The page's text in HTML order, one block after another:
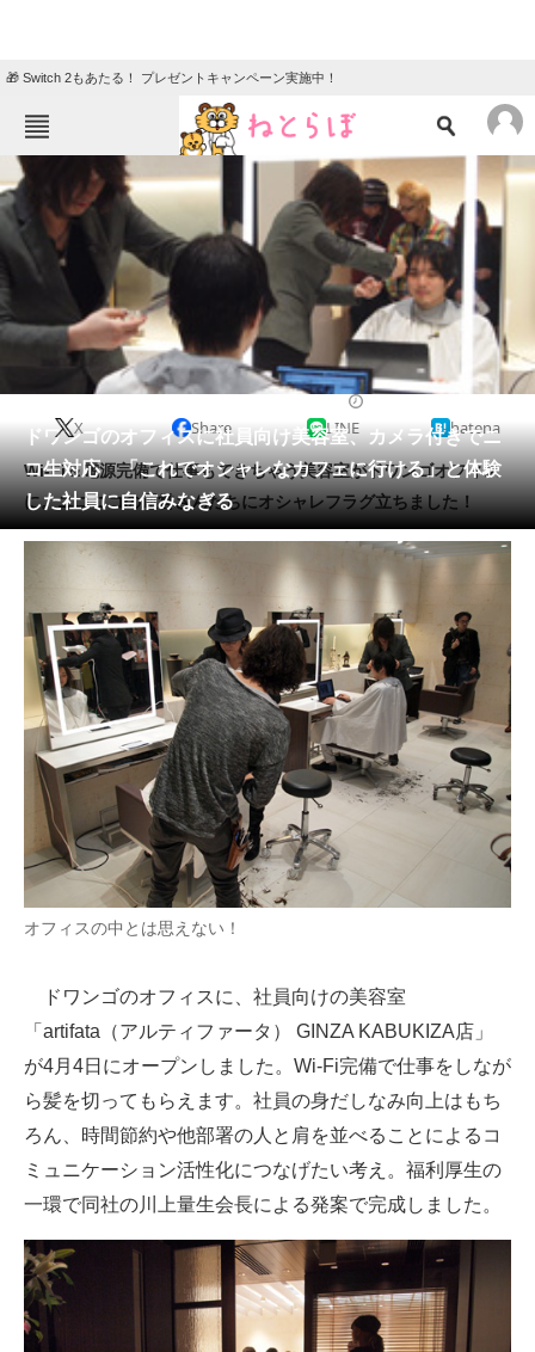
🎁 Switch 2もあたる！ プレゼントキャンペーン実施中！
ねとらぼメニュー
TOP ニュース
エンタメ クイズ
地域
住まい 教育・育児
リサーチ
会員記事
メディア
注目記事を集めた総合ページ
ITの今と未来を見通す
スマホと通信の最新トレンド
進化するPCとデバイスの未来
好きが集まる 比べて選べる
ビジネスと働き方のヒント
AI活用のいまが分かる
企業ITのトレンドを詳説
マーケ×ITの今がよく分かる
企業向けIT製品の総合サイト
IT製品の技術・比較・事例
製造業のIT導入・活用を支援
モノづくり技術者専門サイト
エレクトロニクス専門サイト
ドワンゴのオフィスに社員向け美容室、カメラ付きでニ
コ生対応 「これでオシャレなカフェに行ける」と体験
した社員に自信みなぎる
X Share LINE hatena
Wi-Fi＆電源完備で仕事もできちゃう美容室がドワンゴオフィス
に。ニコニコの運営さんたちにオシャレフラグ立ちました！
オフィスの中とは思えない！
ドワンゴのオフィスに、社員向けの美容室
「artifata（アルティファータ） GINZA KABUKIZA店」
が4月4日にオープンしました。Wi-Fi完備で仕事をしなが
ら髪を切ってもらえます。社員の身だしなみ向上はもち
ろん、時間節約や他部署の人と肩を並べることによるコ
ミュニケーション活性化につなげたい考え。福利厚生の
一環で同社の川上量生会長による発案で完成しました。